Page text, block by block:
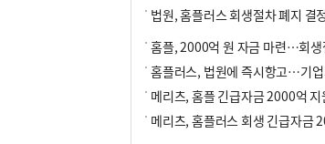
법원, 홈플러스 회생절차 폐지 결
메리츠, 홈플 긴급자금 2000억 지